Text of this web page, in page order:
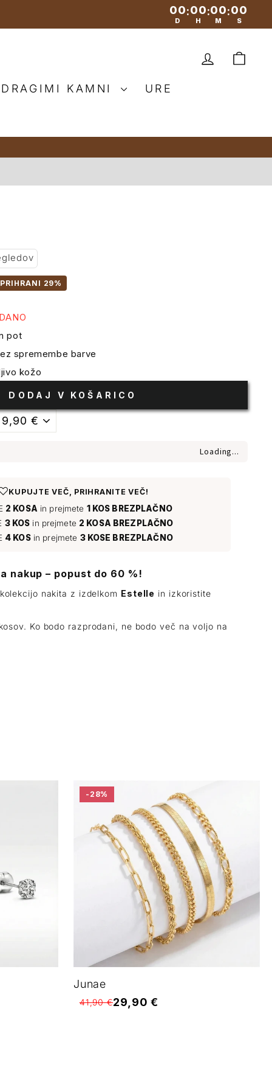
00
D
:00
H
:00
M
:00
S
KAMNI URE
PRIHRANI 29%
pot
spremembe barve
kožo
DODAJ V KOŠARICO
Loading...
KUPUJTE VEČ, PRIHRANITE VEČ!
2 KOSA in prejmete 1 KOS BREZPLAČNO
3 KOS in prejmete 2 KOSA BREZPLAČNO
4 KOSin prejmete 3 KOSE BREZPLAČNO
nakup – popust do 60 %!
nakita z izdelkom Estelle in izkoristite
Ko bodo razprodani, ne bodo več na voljo na
-28%
Junae
41,90 €29,90 €